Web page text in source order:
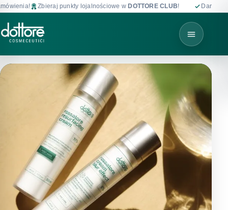
Zbieraj punkty lojalnościowe w DOTTORE CLUB! Darmowa dostawa